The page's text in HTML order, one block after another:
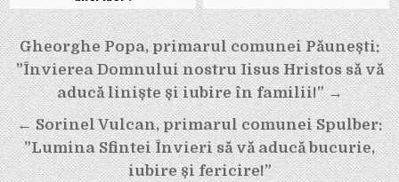
Navigare
în
articole
Gheorghe Popa, primarul comunei Păunești:
”Învierea Domnului nostru Iisus Hristos să vă
aducă liniște și iubire în familii!” →
← Sorinel Vulcan, primarul comunei Spulber:
”Lumina Sfintei Învieri să vă aducă bucurie,
iubire și fericire!”